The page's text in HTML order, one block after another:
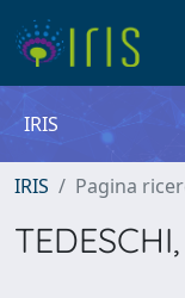
IRIS
IRIS Pagina